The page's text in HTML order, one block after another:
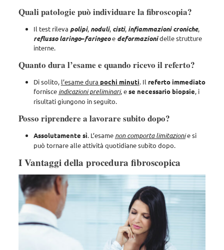
Quali patologie può individuare la fibroscopia?
Il test rileva polipi, noduli, cisti, infiammazioni croniche,
reflusso laringo–faringeoe deformazionidelle strutture
interne.
Quanto dura l’esame e quando ricevo il referto?
Di solito, l’esame dura pochi minuti. Il referto immediato
fornisce indicazioni preliminari, ese necessario biopsie, i
risultati giungono in seguito.
Posso riprendere a lavorare subito dopo?
Assolutamente sì. L’esame non comporta limitazionie si
può tornare alle attività quotidiane subito dopo.
I Vantaggi della procedura fibroscopica